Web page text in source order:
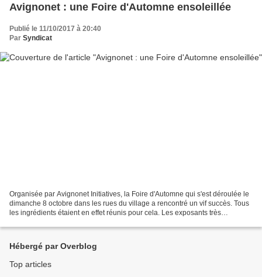
Avignonet : une Foire d'Automne ensoleillée
Publié le 11/10/2017 à 20:40
Par Syndicat
Organisée par Avignonet Initiatives, la Foire d'Automne qui s'est déroulée le
dimanche 8 octobre dans les rues du village a rencontré un vif succès. Tous
les ingrédients étaient en effet réunis pour cela. Les exposants très
Hébergé par Overblog
Top articles